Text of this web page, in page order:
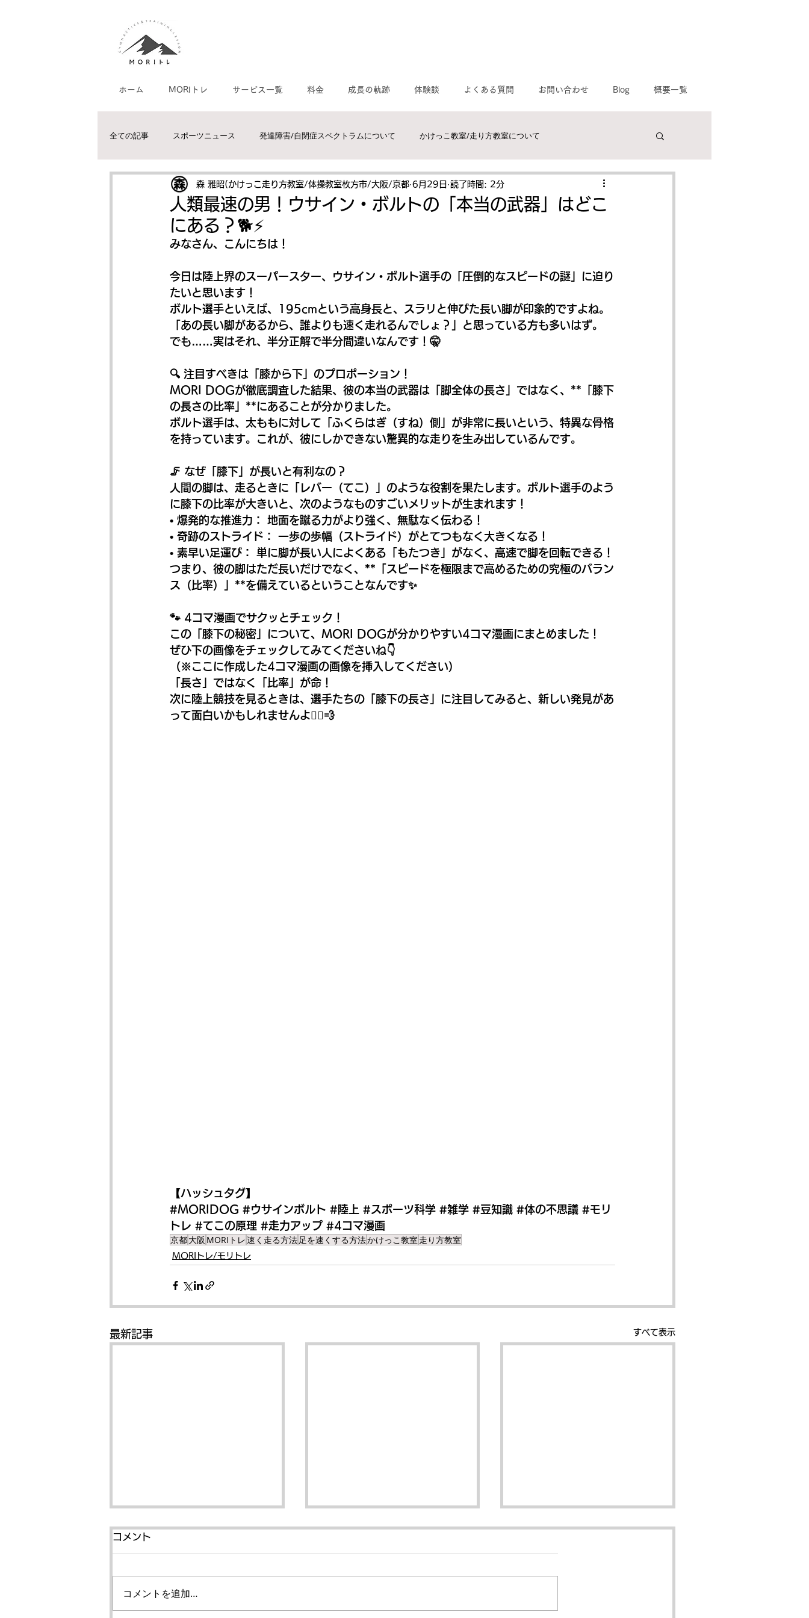
ホーム MORIトレ サービス一覧 料金 成長の軌跡 体験談 よくある質問 お問い合わせ Blog 概要一覧
全ての記事 スポーツニュース 発達障害/自閉症スペクトラムについて かけっこ教室/走り方教室について
体幹トレーニングについて 協調運動/感覚統合について MORIトレ/モリトレ 体操教室/枚方市,交野市,寝屋川市,八幡市
水泳家庭教師/個人レッスン 陸上スクール/かけっこ教室/走り方教室
人類最速の男！ウサイン・ボルトの「本当の武器」はどこ
にある？🐕⚡️
森 雅昭(かけっこ走り方教室/体操教室枚方市/大阪/京都 6月29日 読了時間: 2分
みなさん、こんにちは！
今日は陸上界のスーパースター、ウサイン・ボルト選手の「圧倒的なスピードの謎」に迫り
たいと思います！
ボルト選手といえば、195cmという高身長と、スラリと伸びた長い脚が印象的ですよね。
「あの長い脚があるから、誰よりも速く走れるんでしょ？」と思っている方も多いはず。
でも……実はそれ、半分正解で半分間違いなんです！🤫
🔍 注目すべきは「膝から下」のプロポーション！
MORI DOGが徹底調査した結果、彼の本当の武器は「脚全体の長さ」ではなく、**「膝下
の長さの比率」**にあることが分かりました。
ボルト選手は、太ももに対して「ふくらはぎ（すね）側」が非常に長いという、特異な骨格
を持っています。これが、彼にしかできない驚異的な走りを生み出しているんです。
🦵 なぜ「膝下」が長いと有利なの？
人間の脚は、走るときに「レバー（てこ）」のような役割を果たします。ボルト選手のよう
に膝下の比率が大きいと、次のようなものすごいメリットが生まれます！
• 爆発的な推進力： 地面を蹴る力がより強く、無駄なく伝わる！
• 奇跡のストライド： 一歩の歩幅（ストライド）がとてつもなく大きくなる！
• 素早い足運び： 単に脚が長い人によくある「もたつき」がなく、高速で脚を回転できる！
つまり、彼の脚はただ長いだけでなく、**「スピードを極限まで高めるための究極のバラン
ス（比率）」**を備えているということなんです✨
🐾 4コマ漫画でサクッとチェック！
この「膝下の秘密」について、MORI DOGが分かりやすい4コマ漫画にまとめました！
ぜひ下の画像をチェックしてみてくださいね👇
（※ここに作成した4コマ漫画の画像を挿入してください）
「長さ」ではなく「比率」が命！
次に陸上競技を見るときは、選手たちの「膝下の長さ」に注目してみると、新しい発見があ
って面白いかもしれませんよ🏃‍♂️💨
【ハッシュタグ】
#MORIDOG #ウサインボルト #陸上 #スポーツ科学 #雑学 #豆知識 #体の不思議 #モリ
トレ #てこの原理 #走力アップ #4コマ漫画
京都大阪 MORIトレ速く走る方法足を速くする方法かけっこ教室 走り方教室
MORIトレ/モリトレ
最新記事 すべて表示
コメント
コメントを追加…